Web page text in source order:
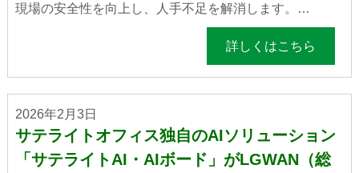
現場の安全性を向上し、人手不足を解消します。…
詳しくはこちら
2026年2月3日
サテライトオフィス独自のAIソリューション
「サテライトAI・AIボード」がLGWAN（総